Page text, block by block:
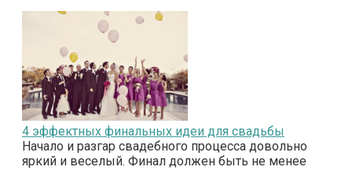
4 эффектных финальных идеи для свадьбы
Начало и разгар свадебного процесса довольно
яркий и веселый. Финал должен быть не менее